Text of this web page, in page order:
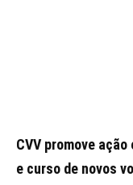
CVV promove
e curso de novos